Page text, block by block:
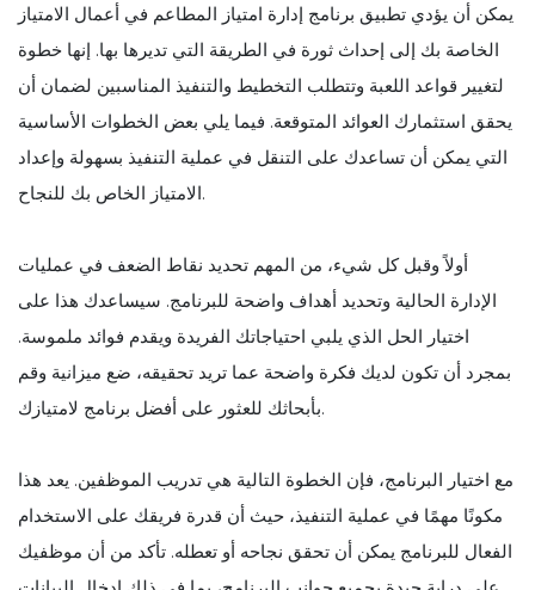
يمكن أن يؤدي تطبيق برنامج إدارة امتياز المطاعم في أعمال الامتياز
الخاصة بك إلى إحداث ثورة في الطريقة التي تديرها بها. إنها خطوة
لتغيير قواعد اللعبة وتتطلب التخطيط والتنفيذ المناسبين لضمان أن
يحقق استثمارك العوائد المتوقعة. فيما يلي بعض الخطوات الأساسية
التي يمكن أن تساعدك على التنقل في عملية التنفيذ بسهولة وإعداد
الامتياز الخاص بك للنجاح.
أولاً وقبل كل شيء، من المهم تحديد نقاط الضعف في عمليات
الإدارة الحالية وتحديد أهداف واضحة للبرنامج. سيساعدك هذا على
اختيار الحل الذي يلبي احتياجاتك الفريدة ويقدم فوائد ملموسة.
بمجرد أن تكون لديك فكرة واضحة عما تريد تحقيقه، ضع ميزانية وقم
بأبحاثك للعثور على أفضل برنامج لامتيازك.
مع اختيار البرنامج، فإن الخطوة التالية هي تدريب الموظفين. يعد هذا
مكونًا مهمًا في عملية التنفيذ، حيث أن قدرة فريقك على الاستخدام
الفعال للبرنامج يمكن أن تحقق نجاحه أو تعطله. تأكد من أن موظفيك